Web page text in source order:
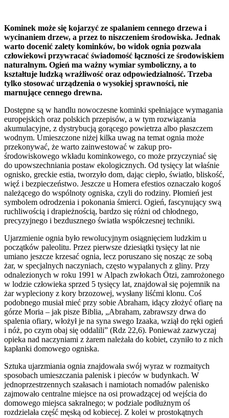
Kominek może się kojarzyć ze spalaniem cennego drzewa i
wycinaniem drzew, a przez to niszczeniem środowiska. Jednak
warto docenić zalety kominków, bo widok ognia pozwala
człowiekowi przywracać świadomość łączności ze środowiskiem
naturalnym. Ogień ma ważny wymiar symboliczny, a to
kształtuje ludzką wrażliwość oraz odpowiedzialność. Trzeba
tylko stosować urządzenia o wysokiej sprawności, nie
marnujące cennego drewna.
Dostępne są w handlu nowoczesne kominki spełniające wymagania
europejskich oraz polskich przepisów, a w tym rozwiązania
akumulacyjne, z dystrybucją gorącego powietrza albo płaszczem
wodnym. Umieszczone niżej kilka uwag na temat ognia może
przekonywać, że warto zainwestować w zakup pro-
środowiskowego wkładu kominkowego, co może przyczyniać się
do upowszechniania postaw ekologicznych. Od tysięcy lat właśnie
ognisko, greckie estia, tworzyło dom, dając ciepło, światło, bliskość,
więź i bezpieczeństwo. Jeszcze u Homera efestios oznaczało kogoś
należącego do wspólnoty ogniska, czyli do rodziny. Płomień jest
symbolem odrodzenia i pokonania śmierci. Ogień, fascynujący swą
ruchliwością i drapieżnością, bardzo się różni od chłodnego,
precyzyjnego i bezdusznego światła współczesnej techniki.
Ujarzmienie ognia było rewolucyjnym osiągnięciem ludzkim u
początków paleolitu. Przez pierwsze dziesiątki tysięcy lat nie
umiano jeszcze krzesać ognia, lecz poruszano się nosząc ze sobą
żar, w specjalnych naczyniach, często wypalanych z gliny. Przy
odnalezionych w roku 1991 w Alpach zwłokach Ötzi, zamrożonego
w lodzie człowieka sprzed 5 tysięcy lat, znajdował się pojemnik na
żar wypleciony z kory brzozowej, wysłany liśćmi klonu. Coś
podobnego musiał mieć przy sobie Abraham, idący złożyć ofiarę na
górze Moria – jak pisze Biblia, „Abraham, zabrawszy drwa do
spalenia ofiary, włożył je na syna swego Izaaka, wziął do ręki ogień
i nóż, po czym obaj się oddalili” (Rdz 22,6). Ponieważ zazwyczaj
opieka nad naczyniami z żarem należała do kobiet, czyniło to z nich
kapłanki domowego ogniska.
Sztuka ujarzmiania ognia znajdowała swój wyraz w rozmaitych
sposobach umieszczania palenisk i pieców w budynkach. W
jednoprzestrzennych szałasach i namiotach nomadów palenisko
zajmowało centralne miejsce na osi prowadzącej od wejścia do
domowego miejsca sakralnego; w podziale podłużnym oś
rozdzielała część męską od kobiecej. Z kolei w prostokątnych